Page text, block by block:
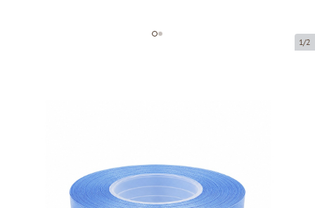
1/2
Product can be collected from a pickup point.
Price per 1 piece